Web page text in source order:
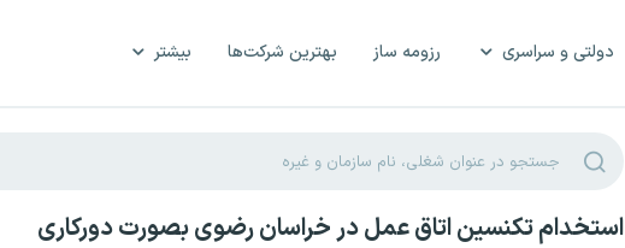
دولتی و سراسری رزومه ساز بهترین شرکت‌ها بیشتر
استخدام تکنسین اتاق عمل در خراسان رضوی بصورت دورکاری